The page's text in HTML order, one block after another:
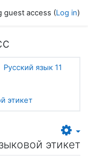
guest access (Log in)
Русский язык 11
этикет
этикет